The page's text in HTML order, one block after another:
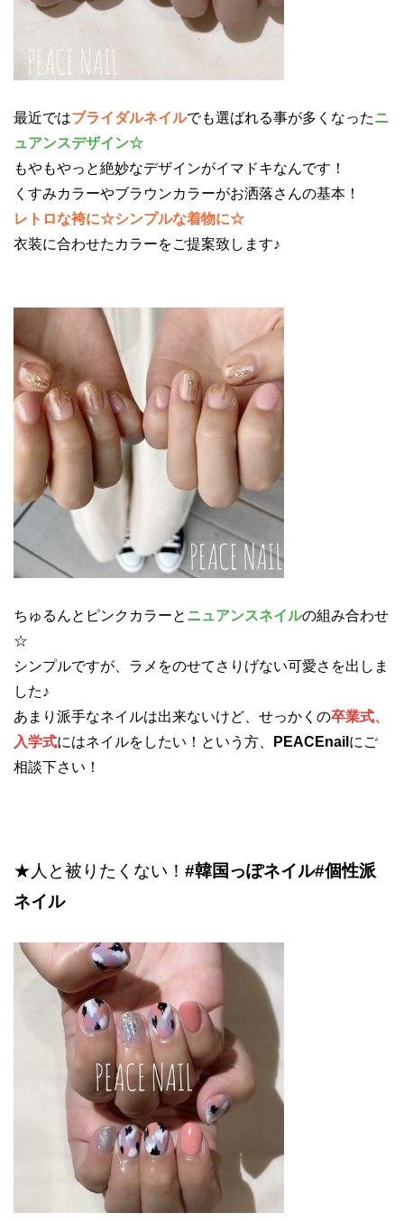
最近ではブライダルネイルでも選ばれる事が多くなったニ
ュアンスデザイン☆
もやもやっと絶妙なデザインがイマドキなんです！
くすみカラーやブラウンカラーがお洒落さんの基本！
レトロな袴に☆シンプルな着物に☆
衣装に合わせたカラーをご提案致します♪
ちゅるんとピンクカラーと ニュアンスネイルの組み合わせ
☆
シンプルですが、ラメをのせてさりげない可愛さを出しま
した♪
あまり派手なネイルは出来ないけど、せっかくの卒業式、
入学式にはネイルをしたい！という方、 PEACEnail にご
相談下さい！
★人と被りたくない！ #韓国っぽネイル#個性派
ネイル